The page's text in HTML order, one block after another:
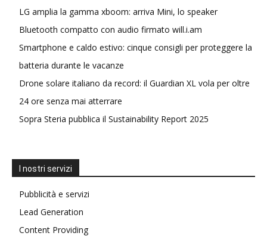
LG amplia la gamma xboom: arriva Mini, lo speaker
Bluetooth compatto con audio firmato will.i.am
Smartphone e caldo estivo: cinque consigli per proteggere la
batteria durante le vacanze
Drone solare italiano da record: il Guardian XL vola per oltre
24 ore senza mai atterrare
Sopra Steria pubblica il Sustainability Report 2025
I nostri servizi
Pubblicità e servizi
Lead Generation
Content Providing